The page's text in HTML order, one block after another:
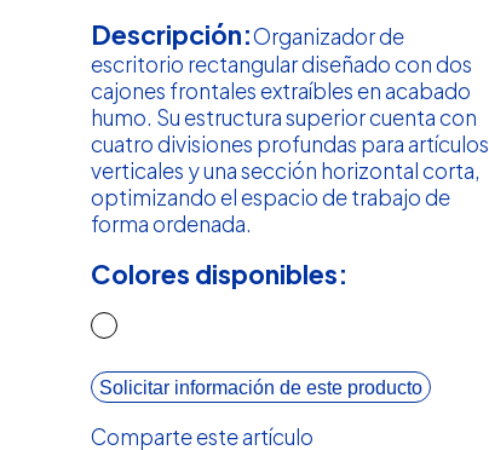
Descripción:Organizador de
escritorio rectangular diseñado con dos
cajones frontales extraíbles en acabado
humo. Su estructura superior cuenta con
cuatro divisiones profundas para artículos
verticales y una sección horizontal corta,
optimizando el espacio de trabajo de
forma ordenada.
Colores disponibles:
Solicitar información de este producto
Comparte este artículo